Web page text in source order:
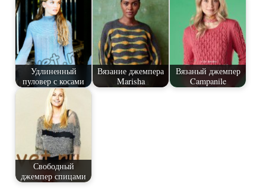
Удлиненный
пуловер с косами
Вязание джемпера
Marisha
Вязаный джемпер
Campanile
Свободный
джемпер спицами